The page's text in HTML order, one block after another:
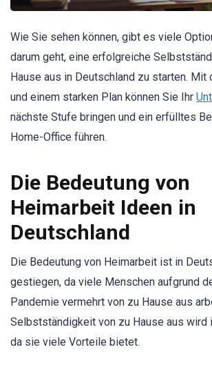
Wie Sie sehen können, gibt es viele
darum geht, eine erfolgreiche
Hause aus in Deutschland zu starten. Mit
und einem starken Plan können Sie Ihr
nächste Stufe bringen und ein erfülltes
Home-Office führen.
Die Bedeutung von
Heimarbeit Ideen in
Deutschland
Die Bedeutung von Heimarbeit ist in
gestiegen, da viele Menschen aufgrund
Pandemie vermehrt von zu Hause aus
Selbstständigkeit von zu Hause aus wird
da sie viele Vorteile bietet.